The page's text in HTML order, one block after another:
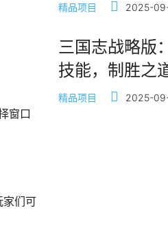
窗口
家们可
精品项目 2025-
三国志战略版
技能，制胜之
精品项目 2025-